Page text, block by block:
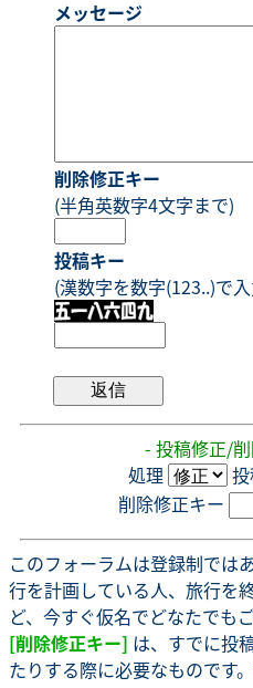
メッセージ
削除修正キー
(半角英数字4文字まで)
投稿キー
(漢数字を数字(123..)で
- 投稿修正/
処理
削除修正キー
このフォーラムは登録制では
行を計画している人、旅行を
ど、今すぐ仮名でどなたでも
[削除修正キー] は、すでに投
たりする際に必要なものです